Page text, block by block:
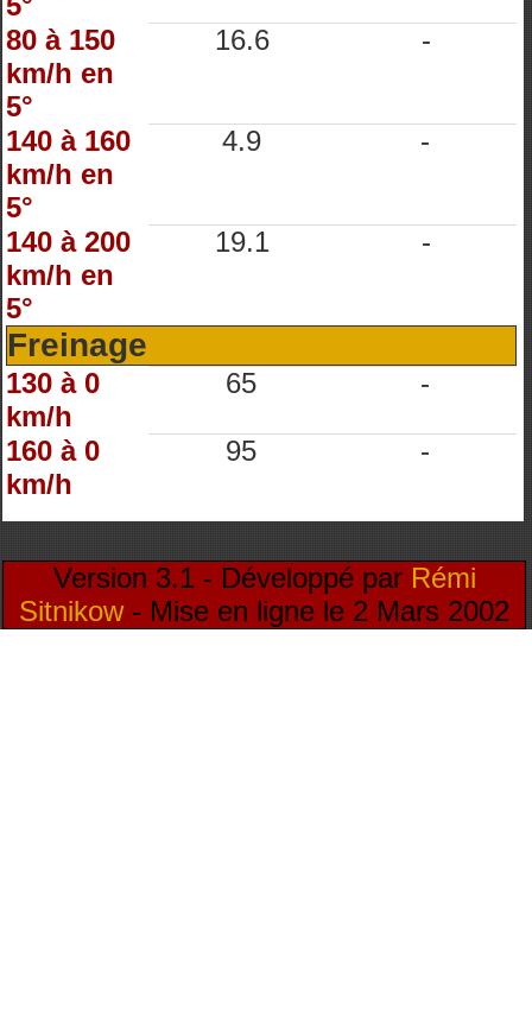
80 à 150
km/h en
5°
16.6 -
140 à 160
km/h en
5°
4.9 -
140 à 200
km/h en
5°
19.1 -
Freinage
130 à 0
km/h
65 -
160 à 0
km/h
95 -
Version 3.1 - Développé par Rémi
Sitnikow- Mise en ligne le 2 Mars 2002